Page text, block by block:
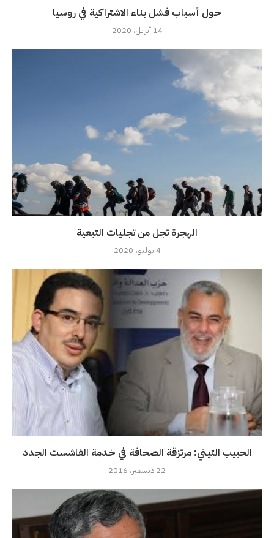
حول أسباب فشل بناء الاشتراكية في روسيا
14 أبريل، 2020
الهجرة تجل من تجليات التبعية
4 يوليو، 2020
الحبيب التيتي: مرتزقة الصحافة في خدمة الفاشست الجدد
22 ديسمبر، 2016